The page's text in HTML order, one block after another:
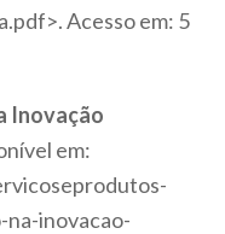
Acesso em: 5
Inovação
em:
inovacao-